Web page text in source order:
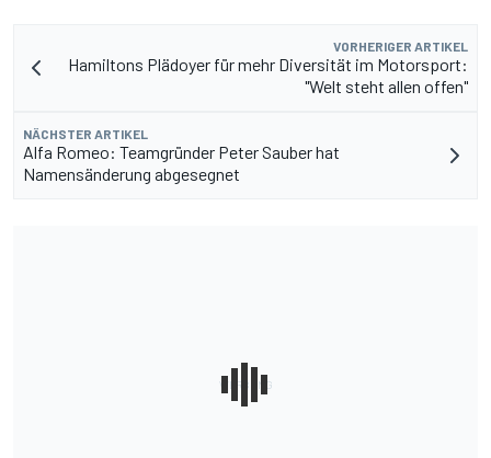
VORHERIGER ARTIKEL
Hamiltons Plädoyer für mehr Diversität im Motorsport:
"Welt steht allen offen"
NÄCHSTER ARTIKEL
Alfa Romeo: Teamgründer Peter Sauber hat
Namensänderung abgesegnet